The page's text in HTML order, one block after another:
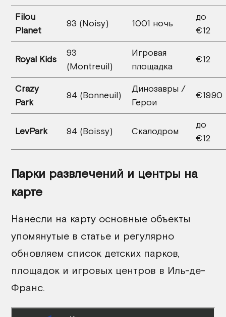
Filou
Planet
93 (Noisy) 1001 ночь
до
€12
Royal Kids
93
(Montreuil)
Игровая
площадка
€12
Crazy
Park
94 (Bonneuil)
Динозавры /
Герои
€19.90
LevPark 94 (Boissy) Скалодром
до
€12
Парки развлечений и центры на
карте
Нанесли на карту основные объекты
упомянутые в статье и регулярно
обновляем список детских парков,
площадок и игровых центров в Иль-де-
Франс.